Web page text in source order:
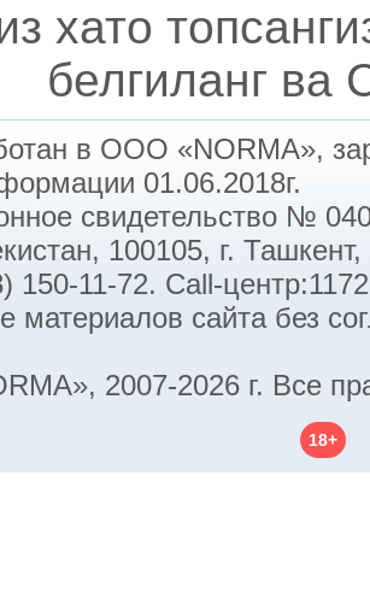
хато
белгиланг ва
в ООО «NORMA»,
01.06.2018г.
свидетельство №
100105, г.
150-11-72. Call-
материалов сайта без
2007-2026 г. Все
18+